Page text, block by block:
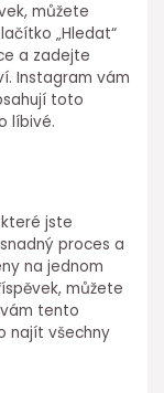
můžete
„Hledat“
a zadejte
Instagram vám
toto
líbivé.
jste
proces a
na jednom
můžete
tento
najít všechny